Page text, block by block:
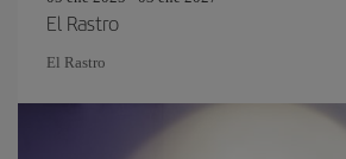
El Rastro
El Rastro